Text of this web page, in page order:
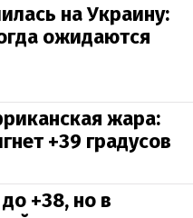
на Украину:
ожидаются
жара:
+39 градусов
+38, но в